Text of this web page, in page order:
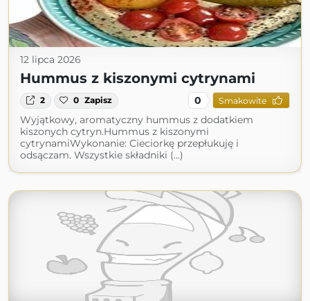
12 lipca 2026
Hummus z kiszonymi cytrynami
2 0 Zapisz 0 Smakowite
Wyjątkowy, aromatyczny hummus z dodatkiem
kiszonych cytryn.Hummus z kiszonymi
cytrynamiWykonanie: Cieciorkę przepłukuję i
odsączam. Wszystkie składniki (...)